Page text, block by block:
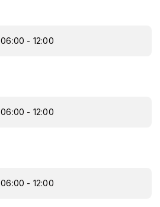
06:00 - 12:00
06:00 - 12:00
06:00 - 12:00